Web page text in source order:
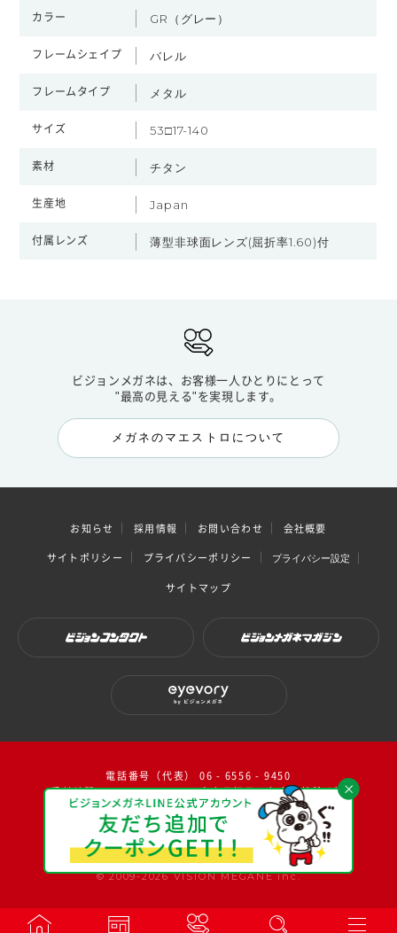
カラー GR（グレー）
フレームシェイプ バレル
フレームタイプ メタル
サイズ 53□17-140
素材 チタン
生産地 Japan
付属レンズ 薄型非球面レンズ(屈折率1.60)付
ビジョンメガネは、お客様一人ひとりにとって
"最高の見える"を実現します。
メガネのマエストロについて
お知らせ 採用情報 お問い合わせ 会社概要
サイトポリシー プライバシーポリシー プライバシー設定
サイトマップ
電話番号（代表） 06 - 6556 - 9450
受付時間：10：00～17：00（ 土日祝日・年末年始除く）
© 2009-2026 VISION MEGANE inc.
facebook instagram youtube